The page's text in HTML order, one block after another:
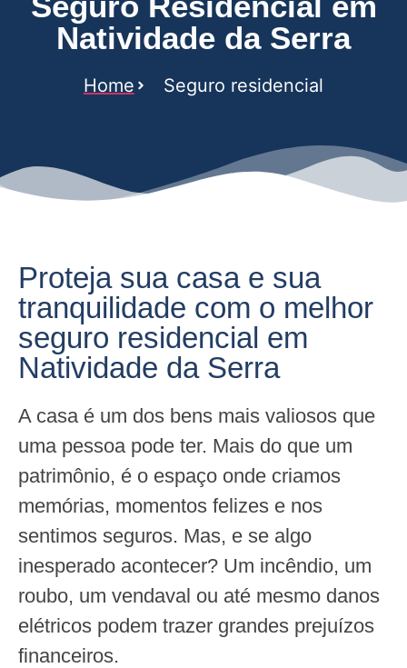
Natividade da Serra
Home Seguro residencial
Proteja sua casa e sua
tranquilidade com o melhor
seguro residencial em
Natividade da Serra
A casa é um dos bens mais valiosos que
uma pessoa pode ter. Mais do que um
patrimônio, é o espaço onde criamos
memórias, momentos felizes e nos
sentimos seguros. Mas, e se algo
inesperado acontecer? Um incêndio, um
roubo, um vendaval ou até mesmo danos
elétricos podem trazer grandes prejuízos
financeiros.